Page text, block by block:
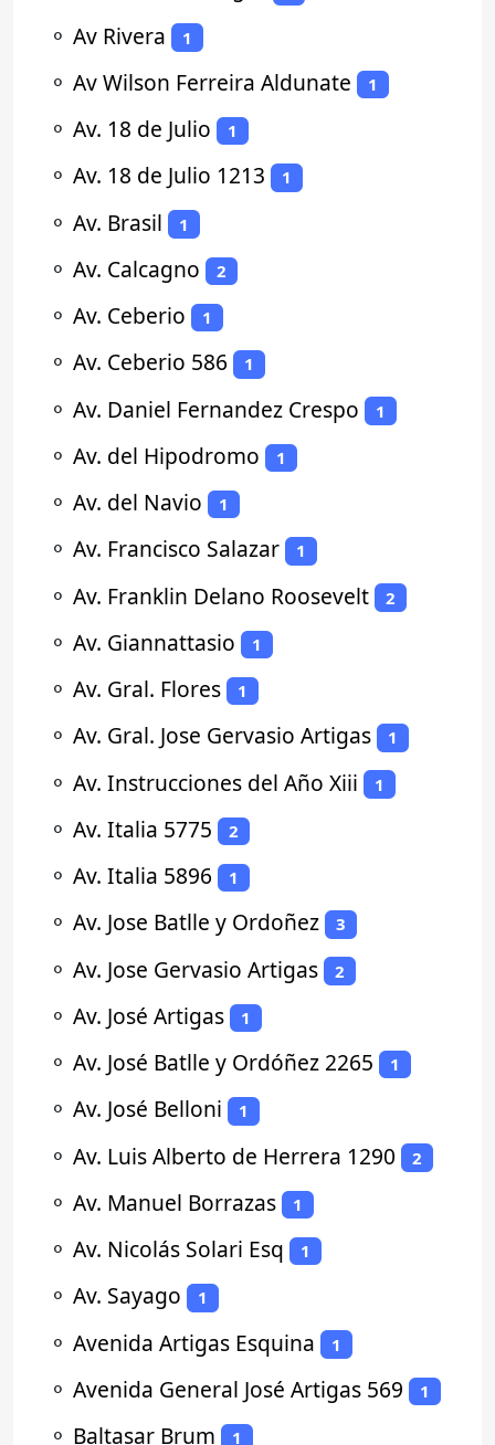
⚬ Av Rivera 1
⚬ Av Wilson Ferreira Aldunate 1
⚬ Av. 18 de Julio 1
⚬ Av. 18 de Julio 1213 1
⚬ Av. Brasil 1
⚬ Av. Calcagno 2
⚬ Av. Ceberio 1
⚬ Av. Ceberio 586 1
⚬ Av. Daniel Fernandez Crespo 1
⚬ Av. del Hipodromo 1
⚬ Av. del Navio 1
⚬ Av. Francisco Salazar 1
⚬ Av. Franklin Delano Roosevelt 2
⚬ Av. Giannattasio 1
⚬ Av. Gral. Flores 1
⚬ Av. Gral. Jose Gervasio Artigas 1
⚬ Av. Instrucciones del Año Xiii 1
⚬ Av. Italia 5775 2
⚬ Av. Italia 5896 1
⚬ Av. Jose Batlle y Ordoñez 3
⚬ Av. Jose Gervasio Artigas 2
⚬ Av. José Artigas 1
⚬ Av. José Batlle y Ordóñez 2265 1
⚬ Av. José Belloni 1
⚬ Av. Luis Alberto de Herrera 1290 2
⚬ Av. Manuel Borrazas 1
⚬ Av. Nicolás Solari Esq 1
⚬ Av. Sayago 1
⚬ Avenida Artigas Esquina 1
⚬ Avenida General José Artigas 569 1
⚬ Baltasar Brum 1